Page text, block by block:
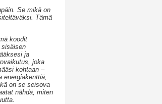
Se mikä on
Tämä
koodit
ja
joka
kohtaan –
on se seisova
nähdä, miten